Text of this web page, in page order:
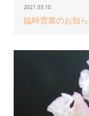
2021.03.10
臨時営業のお知